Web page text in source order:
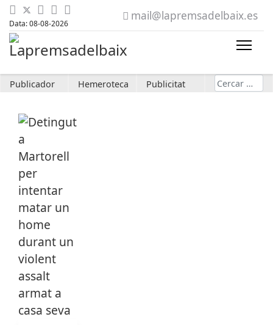
Data: 08-08-2026
mail@lapremsadelbaix.es
Publicador Hemeroteca Publicitat Cerca